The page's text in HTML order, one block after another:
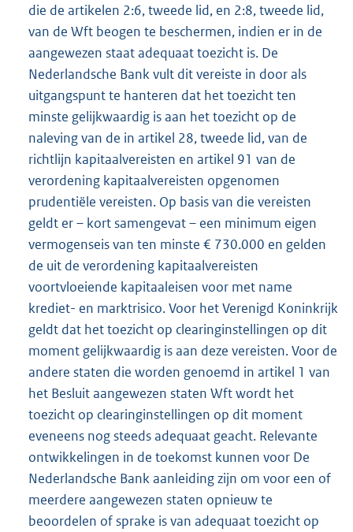
die de artikelen 2:6, tweede lid, en 2:8, tweede lid,
van de Wft beogen te beschermen, indien er in de
aangewezen staat adequaat toezicht is. De
Nederlandsche Bank vult dit vereiste in door als
uitgangspunt te hanteren dat het toezicht ten
minste gelijkwaardig is aan het toezicht op de
naleving van de in artikel 28, tweede lid, van de
richtlijn kapitaalvereisten en artikel 91 van de
verordening kapitaalvereisten opgenomen
prudentiële vereisten. Op basis van die vereisten
geldt er – kort samengevat – een minimum eigen
vermogenseis van ten minste € 730.000 en gelden
de uit de verordening kapitaalvereisten
voortvloeiende kapitaaleisen voor met name
krediet- en marktrisico. Voor het Verenigd Koninkrijk
geldt dat het toezicht op clearinginstellingen op dit
moment gelijkwaardig is aan deze vereisten. Voor de
andere staten die worden genoemd in artikel 1 van
het Besluit aangewezen staten Wft wordt het
toezicht op clearinginstellingen op dit moment
eveneens nog steeds adequaat geacht. Relevante
ontwikkelingen in de toekomst kunnen voor De
Nederlandsche Bank aanleiding zijn om voor een of
meerdere aangewezen staten opnieuw te
beoordelen of sprake is van adequaat toezicht op